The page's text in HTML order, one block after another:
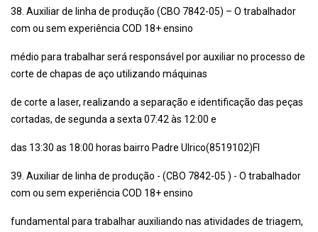
38. Auxiliar de linha de produção (CBO 7842-05) – O trabalhador
com ou sem experiência COD 18+ ensino
médio para trabalhar será responsável por auxiliar no processo de
corte de chapas de aço utilizando máquinas
de corte a laser, realizando a separação e identificação das peças
cortadas, de segunda a sexta 07:42 às 12:00 e
das 13:30 as 18:00 horas bairro Padre Ulrico(8519102)Fl
39. Auxiliar de linha de produção - (CBO 7842-05 ) - O trabalhador
com ou sem experiência COD 18+ ensino
fundamental para trabalhar auxiliando nas atividades de triagem,